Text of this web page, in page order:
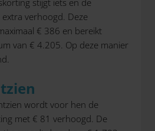
verhoogd. Deze
€ 386 en bereikt
van € 4.205. Op deze manier
wordt voor hen de
met € 81 verhoogd. De